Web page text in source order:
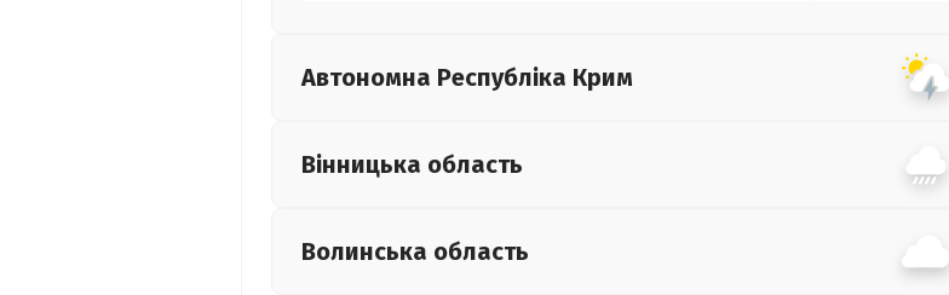
Автономна Республіка Крим
Вінницька область
Волинська область